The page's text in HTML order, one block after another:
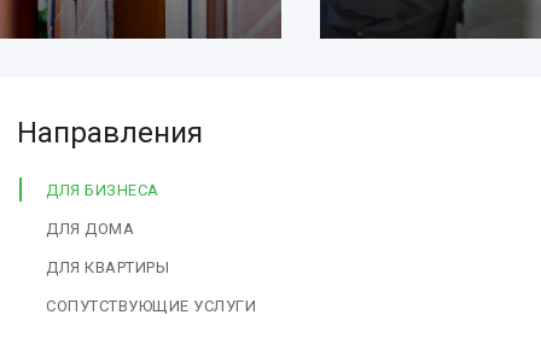
Направления
ДЛЯ БИЗНЕСА
ДЛЯ ДОМА
ДЛЯ КВАРТИРЫ
СОПУТСТВУЮЩИЕ УСЛУГИ